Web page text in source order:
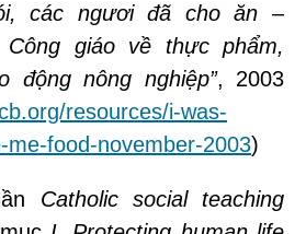
các ngươi đã cho ăn –
giáo về thực phẩm,
động nông nghiệp”, 2003
resources/i-was-
me-food-november-2003)
Catholic social teaching